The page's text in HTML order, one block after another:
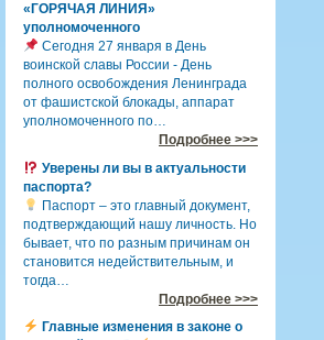
«ГОРЯЧАЯ ЛИНИЯ»
уполномоченного
Сегодня 27 января в День
воинской славы России - День
полного освобождения Ленинграда
от фашистской блокады, аппарат
уполномоченного по…
Подробнее >>>
Уверены ли вы в актуальности
паспорта?
Паспорт – это главный документ,
подтверждающий нашу личность. Но
бывает, что по разным причинам он
становится недействительным, и
тогда…
Подробнее >>>
Главные изменения в законе о